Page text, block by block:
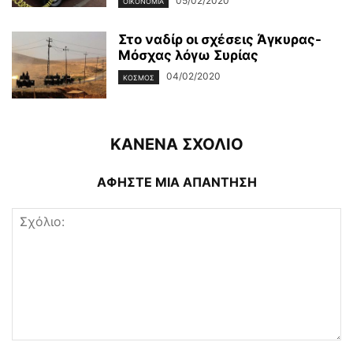
Στο ναδίρ οι σχέσεις Άγκυρας-
Μόσχας λόγω Συρίας
ΚΌΣΜΟΣ 04/02/2020
ΚΑΝΕΝΑ ΣΧΟΛΙΟ
ΑΦΗΣΤΕ ΜΙΑ ΑΠΑΝΤΗΣΗ